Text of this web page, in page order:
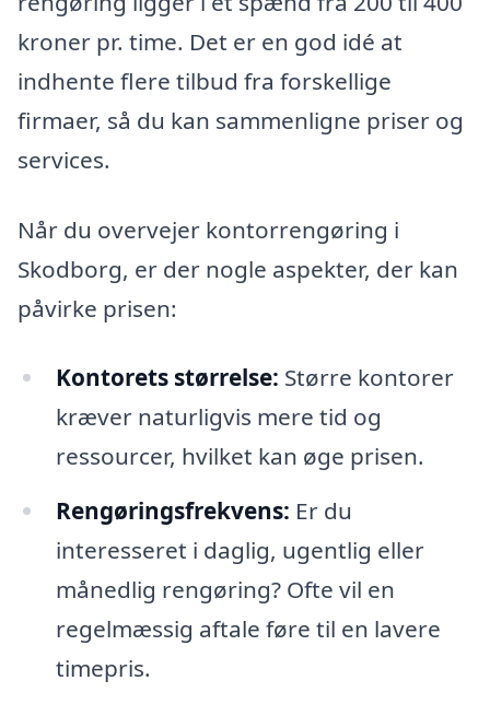
kroner pr. time. Det er en god idé at
indhente flere tilbud fra forskellige
firmaer, så du kan sammenligne priser og
services.
Når du overvejer kontorrengøring i
Skodborg, er der nogle aspekter, der kan
påvirke prisen:
Kontorets størrelse: Større kontorer
kræver naturligvis mere tid og
ressourcer, hvilket kan øge prisen.
Rengøringsfrekvens: Er du
interesseret i daglig, ugentlig eller
månedlig rengøring? Ofte vil en
regelmæssig aftale føre til en lavere
timepris.